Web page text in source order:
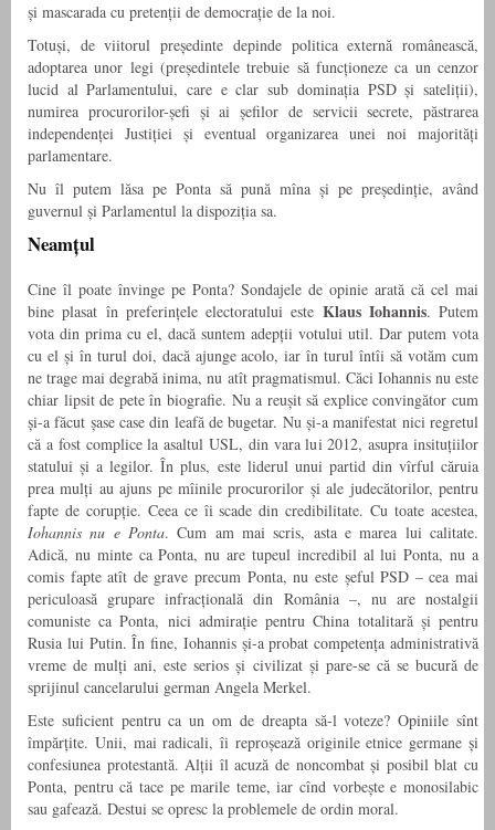
și mascarada cu pretenții de democrație de la noi.
Totuși, de viitorul președinte depinde politica externă românească,
adoptarea unor legi (președintele trebuie să funcționeze ca un cenzor
lucid al Parlamentului, care e clar sub dominația PSD și sateliții),
numirea procurorilor-șefi și ai șefilor de servicii secrete, păstrarea
independenței Justiției și eventual organizarea unei noi majorități
parlamentare.
Nu îl putem lăsa pe Ponta să pună mîna și pe președinție, având
guvernul și Parlamentul la dispoziția sa.
Neamțul
Cine îl poate învinge pe Ponta? Sondajele de opinie arată că cel mai
bine plasat în preferințele electoratului este Klaus Iohannis. Putem
vota din prima cu el, dacă suntem adepții votului util. Dar putem vota
cu el și în turul doi, dacă ajunge acolo, iar în turul întîi să votăm cum
ne trage mai degrabă inima, nu atît pragmatismul. Căci Iohannis nu este
chiar lipsit de pete în biografie. Nu a reușit să explice convingător cum
și-a făcut șase case din leafă de bugetar. Nu și-a manifestat nici regretul
că a fost complice la asaltul USL, din vara lui 2012, asupra insituțiilor
statului și a legilor. În plus, este liderul unui partid din vîrful căruia
prea mulți au ajuns pe mîinile procurorilor și ale judecătorilor, pentru
fapte de corupție. Ceea ce îi scade din credibilitate. Cu toate acestea,
Iohannis nu e Ponta. Cum am mai scris, asta e marea lui calitate.
Adică, nu minte ca Ponta, nu are tupeul incredibil al lui Ponta, nu a
comis fapte atît de grave precum Ponta, nu este șeful PSD – cea mai
periculoasă grupare infracțională din România –, nu are nostalgii
comuniste ca Ponta, nici admirație pentru China totalitară și pentru
Rusia lui Putin. În fine, Iohannis și-a probat competența administrativă
vreme de mulți ani, este serios și civilizat și pare-se că se bucură de
sprijinul cancelarului german Angela Merkel.
Este suficient pentru ca un om de dreapta să-l voteze? Opiniile sînt
împărțite. Unii, mai radicali, îi reproșează originile etnice germane și
confesiunea protestantă. Alții îl acuză de noncombat și posibil blat cu
Ponta, pentru că tace pe marile teme, iar cînd vorbește e monosilabic
sau gafează. Destui se opresc la problemele de ordin moral.